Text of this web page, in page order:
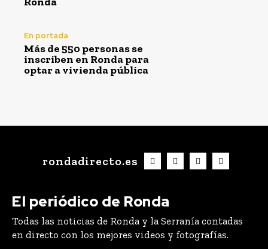
En portada
Más de 550 personas se
inscriben en Ronda para
optar a vivienda pública
rondadirecto.es
El periódico de Ronda
Todas las noticias de Ronda y la Serranía contadas
en directo con los mejores videos y fotografías.